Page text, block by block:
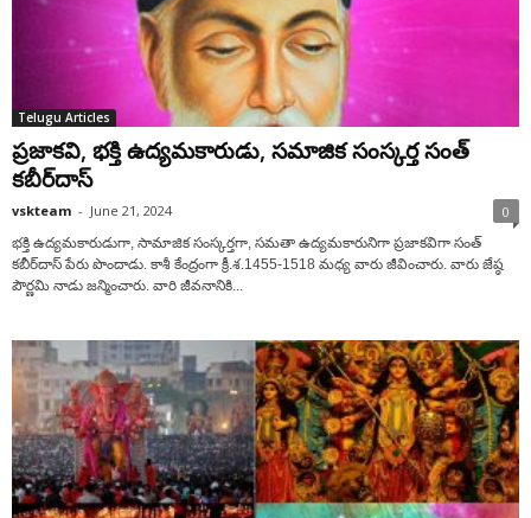
Telugu Articles
ప్రజాకవి, భక్తి ఉద్యమకారుడు, సమాజిక సంస్కర్త సంత్‌
కబీర్‌దాస్‌
vskteam - June 21, 2024 0
భక్తి ఉద్యమకారుడుగా, సామాజిక సంస్కర్తగా, సమతా ఉద్యమకారునిగా ప్రజాకవిగా సంత్‌
కబీర్‌దాస్‌ పేరు పొందాడు. కాశీ కేంద్రంగా క్రీ.శ.1455-1518 మధ్య వారు జీవించారు. వారు జేష్ఠ
పౌర్ణమి నాడు జన్మించారు. వారి జీవనానికి...